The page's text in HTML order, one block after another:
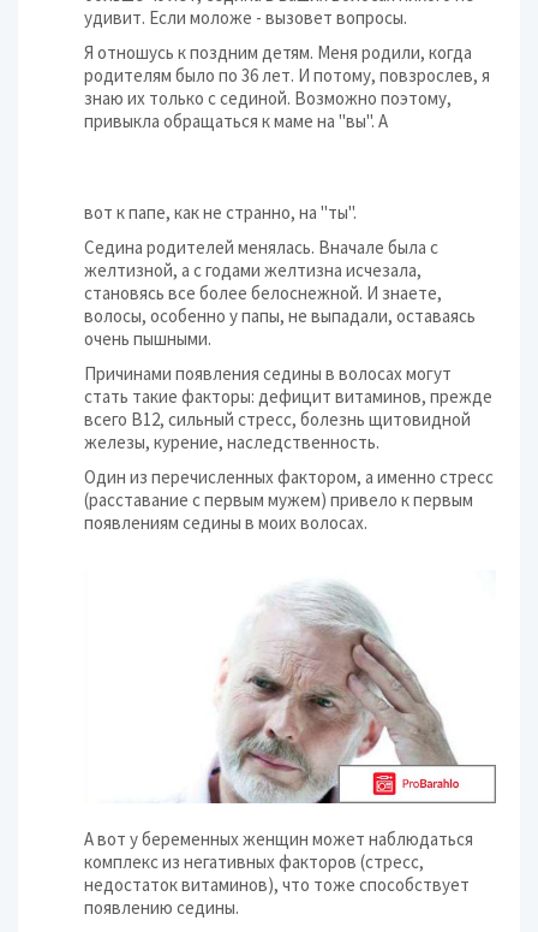
удивит. Если моложе - вызовет вопросы.
Я отношусь к поздним детям. Меня родили, когда
родителям было по 36 лет. И потому, повзрослев, я
знаю их только с сединой. Возможно поэтому,
привыкла обращаться к маме на "вы". А
вот к папе, как не странно, на "ты".
Седина родителей менялась. Вначале была с
желтизной, а с годами желтизна исчезала,
становясь все более белоснежной. И знаете,
волосы, особенно у папы, не выпадали, оставаясь
очень пышными.
Причинами появления седины в волосах могут
стать такие факторы: дефицит витаминов, прежде
всего В12, сильный стресс, болезнь щитовидной
железы, курение, наследственность.
Один из перечисленных фактором, а именно стресс
(расставание с первым мужем) привело к первым
появлениям седины в моих волосах.
А вот у беременных женщин может наблюдаться
комплекс из негативных факторов (стресс,
недостаток витаминов), что тоже способствует
появлению седины.